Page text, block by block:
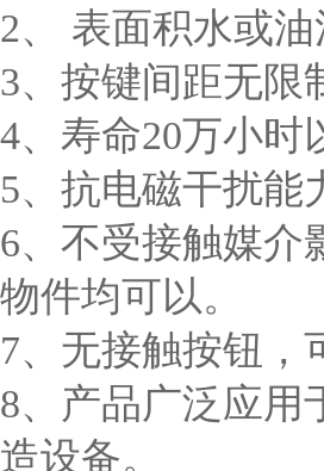
2、 表面积水或
3、按键间距无限
4、寿命20万小时
5、抗电磁干扰能
6、不受接触媒介
物件均可以。
7、无接触按钮，
8、产品广泛应用
造设备。